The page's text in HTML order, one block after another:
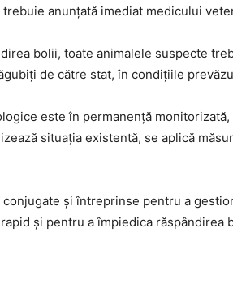
anunţată imediat medicului
bolii, toate animalele suspecte
de către stat, în condiţiile
este în permanență
situaţia existentă, se aplică
şi întreprinse pentru a
şi pentru a împiedica răspândirea